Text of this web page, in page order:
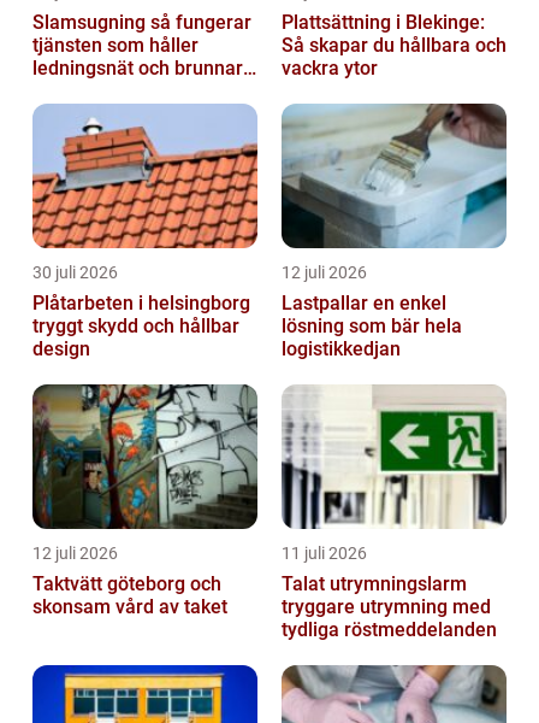
Slamsugning så fungerar
tjänsten som håller
ledningsnät och brunnar i
Plattsättning i Blekinge:
Så skapar du hållbara och
vackra ytor
30 juli 2026
Plåtarbeten i helsingborg
tryggt skydd och hållbar
design
12 juli 2026
Lastpallar en enkel
lösning som bär hela
logistikkedjan
12 juli 2026
Taktvätt göteborg och
skonsam vård av taket
11 juli 2026
Talat utrymningslarm
tryggare utrymning med
tydliga röstmeddelanden